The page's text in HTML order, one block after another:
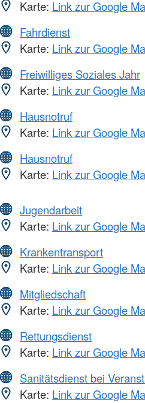
Karte: Link zur Google
Fahrdienst
Karte: Link zur Google
Freiwilliges Soziales Jahr
Karte: Link zur Google
Hausnotruf
Karte: Link zur Google
Hausnotruf
Karte: Link zur Google
Jugendarbeit
Karte: Link zur Google
Krankentransport
Karte: Link zur Google
Mitgliedschaft
Karte: Link zur Google
Rettungsdienst
Karte: Link zur Google
Sanitätsdienst bei
Karte: Link zur Google